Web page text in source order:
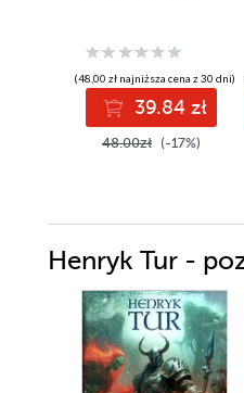
(48,00 zł najniższa cena z 30 dni)
39.84 zł
48.00zł (-17%)
Henryk Tur -